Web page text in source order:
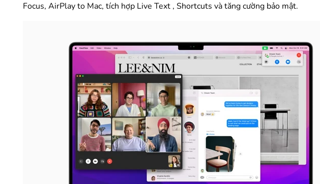
Focus, AirPlay to Mac, tích hợp Live Text , Shortcuts và tăng cường bảo mật.